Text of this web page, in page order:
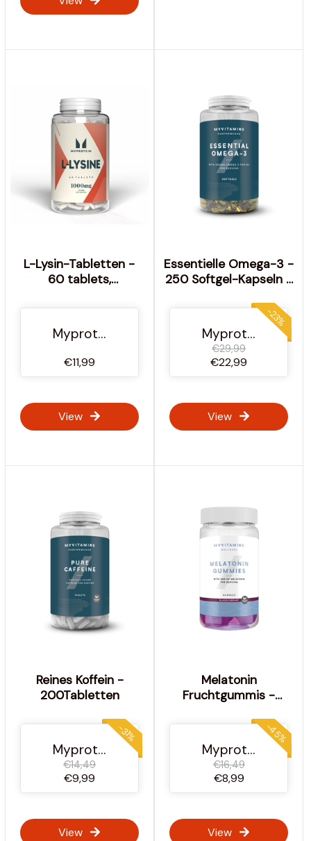
L-Lysin-Tabletten -
60 tablets,
Geschmacksneutral
Myprotein Österreich
€11,99
View
Essentielle Omega-3 -
250 Softgel-Kapseln -
- Myprotein
Myprotein Österreich
€29,99
€22,99
-23%
View
Reines Koffein -
200Tabletten
Myprotein Österreich
€14,49
€9,99
-31%
View
Melatonin
Fruchtgummis -
Myprotein Österreich
€16,49
€8,99
-45%
View